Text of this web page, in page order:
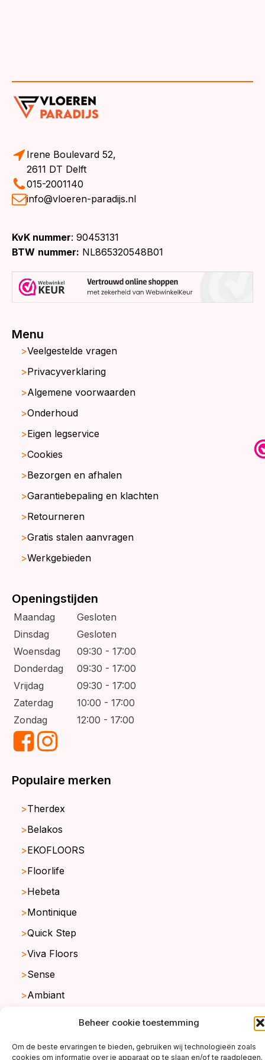
Beheer cookie toestemming
Om de beste ervaringen te bieden, gebruiken wij technologieën zoals
cookies om informatie over je apparaat op te slaan en/of te raadplegen.
Irene Boulevard 52,
2611 DT Delft
015-2001140
info@vloeren-paradijs.nl
KvK nummer: 90453131
BTW nummer: NL865320548B01
Menu
Veelgestelde vragen
Privacyverklaring
Algemene voorwaarden
Onderhoud
Eigen legservice
Cookies
Bezorgen en afhalen
Garantiebepaling en klachten
Retourneren
Gratis stalen aanvragen
Werkgebieden
Openingstijden
Maandag
Gesloten
Dinsdag
Gesloten
Woensdag
09:30 - 17:00
Donderdag
09:30 - 17:00
Vrijdag
09:30 - 17:00
Zaterdag
10:00 - 17:00
Zondag
12:00 - 17:00
Populaire merken
Therdex
Belakos
EKOFLOORS
Floorlife
Hebeta
Montinique
Quick Step
Viva Floors
Sense
Ambiant
copyright ©2026